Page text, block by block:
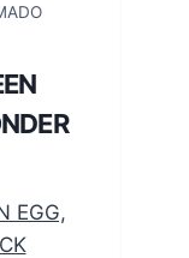
EGG,